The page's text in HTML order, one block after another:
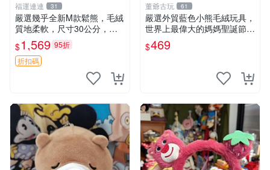
福運連連 31
嚴選幾乎全新M款鬆熊，毛絨
質地柔軟，尺寸30公分，做
工精緻可愛，適合收藏或贈送
親友。中古使用痕跡，手感依
然優良。 鬆熊 嬰熊 毛玩偶
$1,569 95折
折扣碼
董爺古玩 61
嚴選外貿藍色小熊毛絨玩具，
世界上最偉大的媽媽聖誕節推
薦禮物 五角星 兒童玩具 母親
節
$469